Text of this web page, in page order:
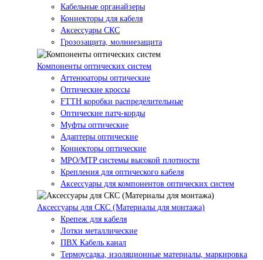
Кабельные органайзеры
Коннекторы для кабеля
Аксессуары СКС
Грозозащита, молниезащита
Компоненты оптических систем
Аттенюаторы оптические
Оптические кроссы
FTTH коробки распределительные
Оптические патч-корды
Муфты оптические
Адаптеры оптические
Коннекторы оптические
MPO/MTP системы высокой плотности
Крепления для оптического кабеля
Аксессуары для компонентов оптических систем
Аксессуары для СКС (Материалы для монтажа)
Крепеж для кабеля
Лотки металлические
ПВХ Кабель канал
Термоусадка, изоляционные материалы, маркировка